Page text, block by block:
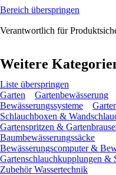
Bereich überspringen
Verantwortlich für
Weitere
Liste überspringen
Garten
Gartenbewässerung
Bewässerungssysteme
Schlauchboxen &
Gartenspritzen &
Baumbewässerungssäcke
Bewässerungscomputer &
Gartenschlauchkupplungen &
Zubehör Wassertechnik